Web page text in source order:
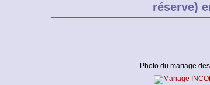
réserve)
Photo du mariage